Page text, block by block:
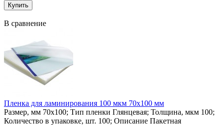
В сравнение
Пленка для ламинирования 100 мкм 70х100 мм
Размер, мм 70х100; Тип пленки Глянцевая; Толщина, мкм 100;
Количество в упаковке, шт. 100; Описание Пакетная